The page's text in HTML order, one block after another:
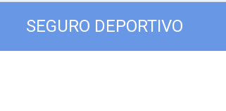
SEGURO DEPORTIVO